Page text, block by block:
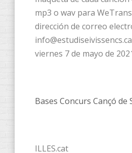
mp3 o wav para
dirección de correo
viernes 7 de mayo de
Bases Concurs Cançó de
ILLES.cat